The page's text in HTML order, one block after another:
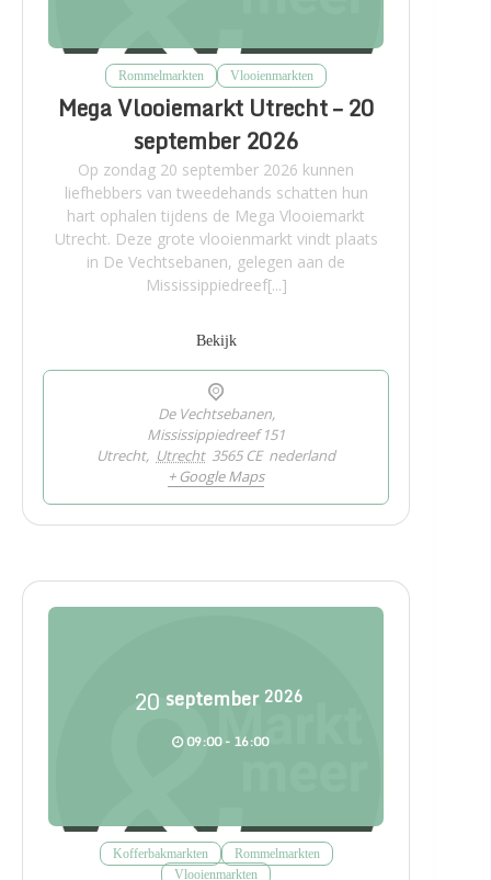
Rommelmarkten Vlooienmarkten
Mega Vlooiemarkt Utrecht – 20
september 2026
Op zondag 20 september 2026 kunnen
liefhebbers van tweedehands schatten hun
hart ophalen tijdens de Mega Vlooiemarkt
Utrecht. Deze grote vlooienmarkt vindt plaats
in De Vechtsebanen, gelegen aan de
Mississippiedreef[...]
Bekijk
De Vechtsebanen,
Mississippiedreef 151
Utrecht, Utrecht 3565 CE nederland
+ Google Maps
20 september 2026
09:00 - 16:00
Kofferbakmarkten
Rommelmarkten
Vlooienmarkten